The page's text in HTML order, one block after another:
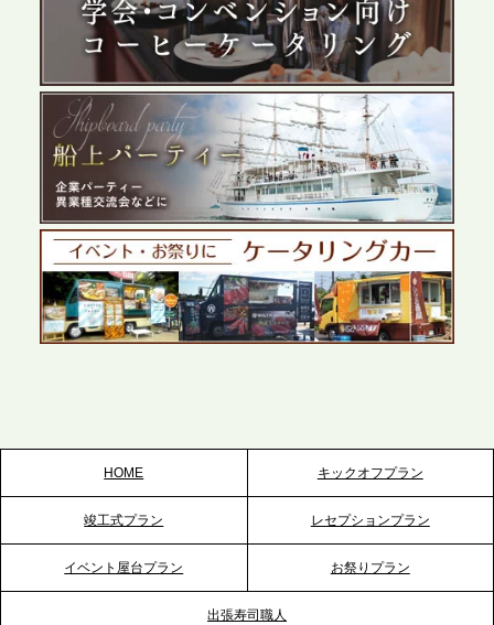
プレスリリースのご案内｜ケータリングのセカンド
テーブル、群馬前橋支社を設立。再開発やオフィス
展開が進む前橋エリアの企業ニーズに応え、高品質
なサービスで各種イベント・懇親会をサポート
2026.5.27
プレスリリースのご案内｜ケータリングのセカンド
テーブル、千葉本社を新設。幕張・舞浜の大型イベ
ントから主要都市の社内懇親会まで、現地拠点を活
かしたスムーズな対応を展開
2026.5.22
2026.5.20
プレスリリースのご案内｜ケータリングのセカンド
HOME キックオフプラン
竣工式プラン レセプションプラン
イベント屋台プラン お祭りプラン
出張寿司職人